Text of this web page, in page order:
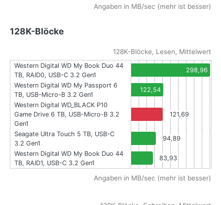
Angaben in MB/sec (mehr ist besser)
128K-Blöcke
128K-Blöcke, Lesen, Mittelwert
Western Digital WD My Book Duo 44
TB, RAID0, USB-C 3.2 Gen1
298,96
Western Digital WD My Passport 6
TB, USB-Micro-B 3.2 Gen1
122,54
Western Digital WD_BLACK P10
Game Drive 6 TB, USB-Micro-B 3.2
Gen1
121,69
Seagate Ultra Touch 5 TB, USB-C
3.2 Gen1
94,89
Western Digital WD My Book Duo 44
TB, RAID1, USB-C 3.2 Gen1
83,93
Angaben in MB/sec (mehr ist besser)